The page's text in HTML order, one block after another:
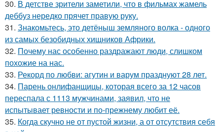
30. В детстве зрители заметили, что в фильмах жамель
деббуз нередко прячет правую руку.
31. Знакомьтесь, это детёныш земляного волка - одного
из самых безобидных хищников Африки.
32. Почему нас особенно раздражают люди, слишком
похожие на нас.
33. Рекорд по любви: агутин и варум празднуют 28 лет.
34. Парень онлифанщицы, которая всего за 12 часов
переспала с 1113 мужчинами, заявил, что не
испытывает ревности и по-прежнему любит её.
35. Когда скучно не от пустой жизни, а от отсутствия себя